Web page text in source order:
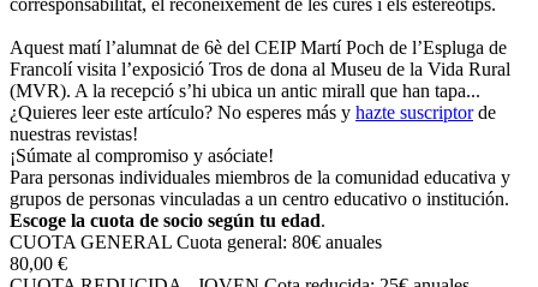
Aquest matí l’alumnat de 6è del CEIP Martí Poch de l’Espluga de
Francolí visita l’exposició Tros de dona al Museu de la Vida Rural
(MVR). A la recepció s’hi ubica un antic mirall que han tapa...
¿Quieres leer este artículo? No esperes más y hazte suscriptor de
nuestras revistas!
¡Súmate al compromiso y asóciate!
Para personas individuales miembros de la comunidad educativa y
grupos de personas vinculadas a un centro educativo o institución.
Escoge la cuota de socio según tu edad.
CUOTA GENERAL Cuota general: 80€ anuales
80,00 €